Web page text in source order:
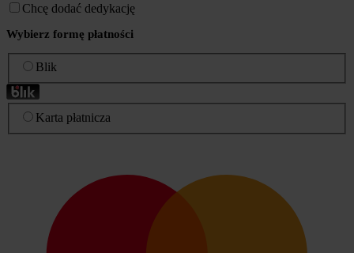
Chcę dodać dedykację
Wybierz formę płatności
Blik
Karta płatnicza